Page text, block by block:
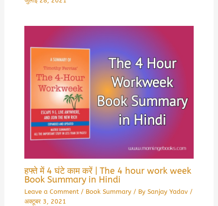
हफ्ते में 4 घंटे काम करें | The 4 hour work week
Book Summary in Hindi
Leave a Comment / Book Summary/ By Sanjay Yadav /
अक्टूबर 3, 2021